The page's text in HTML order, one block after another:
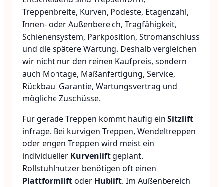
Treppenbreite, Kurven, Podeste, Etagenzahl,
Innen- oder Außenbereich, Tragfähigkeit,
Schienensystem, Parkposition, Stromanschluss
und die spätere Wartung. Deshalb vergleichen
wir nicht nur den reinen Kaufpreis, sondern
auch Montage, Maßanfertigung, Service,
Rückbau, Garantie, Wartungsvertrag und
mögliche Zuschüsse.
Für gerade Treppen kommt häufig ein Sitzlift
infrage. Bei kurvigen Treppen, Wendeltreppen
oder engen Treppen wird meist ein
individueller Kurvenlift geplant.
Rollstuhlnutzer benötigen oft einen
Plattformliftoder Hublift. Im Außenbereich